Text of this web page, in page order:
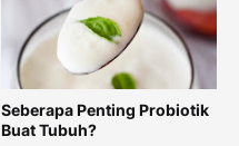
Seberapa Penting Probiotik
Buat Tubuh?